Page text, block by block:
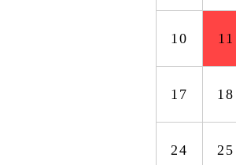
10 11
17 18
24 25